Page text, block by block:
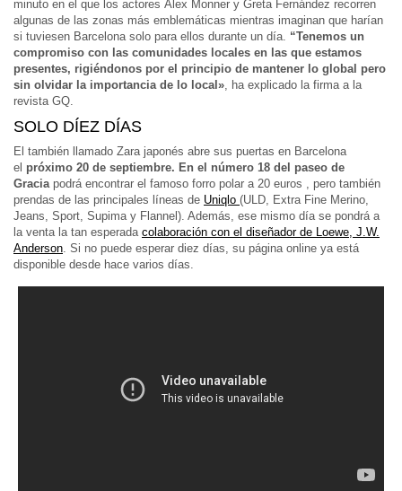
minuto en el que los actores Àlex Monner y Greta Fernández recorren
algunas de las zonas más emblemáticas mientras imaginan que harían
si tuviesen Barcelona solo para ellos durante un día. “Tenemos un
compromiso con las comunidades locales en las que estamos
presentes, rigiéndonos por el principio de mantener lo global pero
sin olvidar la importancia de lo local» , ha explicado la firma a la
revista GQ.
SOLO DÍEZ DÍAS
El también llamado Zara japonés abre sus puertas en Barcelona
el próximo 20 de septiembre. En el número 18 del paseo de
Gracia podrá encontrar el famoso forro polar a 20 euros , pero también
prendas de las principales líneas de Uniqlo (ULD, Extra Fine Merino,
Jeans, Sport, Supima y Flannel). Además, ese mismo día se pondrá a
la venta la tan esperada colaboración con el diseñador de Loewe, J.W.
Anderson . Si no puede esperar diez días, su página online ya está
disponible desde hace varios días.